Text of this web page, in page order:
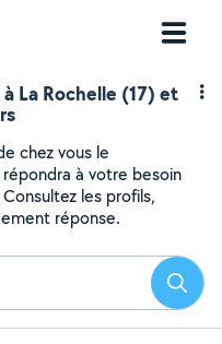
La Rochelle (17) et
chez vous le
à votre besoin
les profils,
réponse.